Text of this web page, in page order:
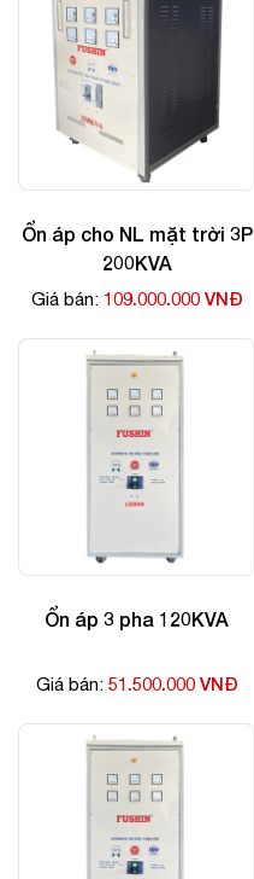
Ổn áp cho NL mặt trời 3P
200KVA
Giá bán: 109.000.000 VNĐ
Ổn áp 3 pha 120KVA
Giá bán: 51.500.000 VNĐ